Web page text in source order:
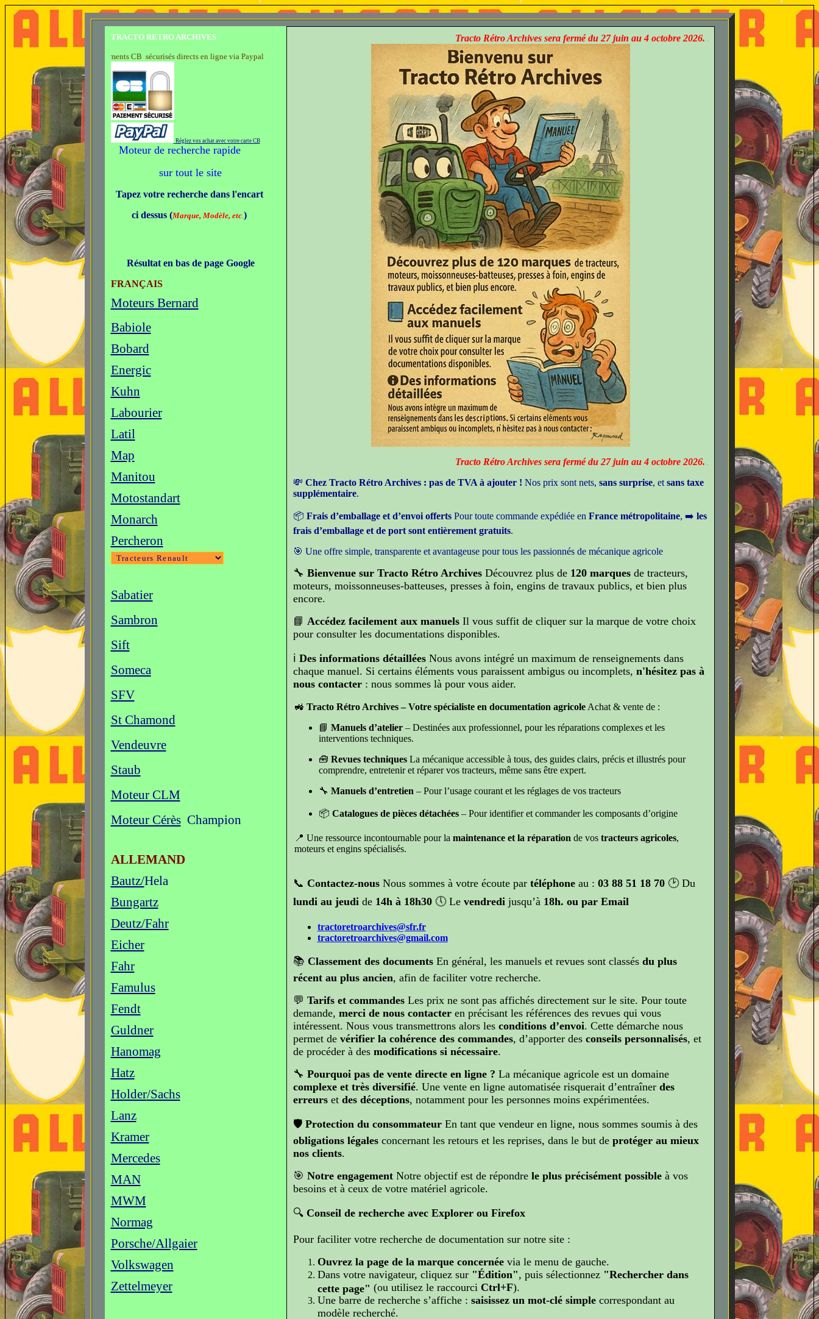
TRACTO RETRO ARCHIVES
Paiements CB sécurisés directs en ligne via Paypal
Réglez vos achat avec votre carte CB
Moteur de recherche rapide
sur tout le site
Tapez votre recherche dans l'encart
ci dessus (Marque, Modèle, etc.)
Résultat en bas de page Google
FRANÇAIS
Moteurs Bernard
Babiole
Bobard
Energic
Kuhn
Labourier
Latil
Map
Manitou
Motostandart
Monarch
Percheron
Sabatier
Sambron
Sift
Someca
SFV
St Chamond
Vendeuvre
Staub
Moteur CLM
Moteur Cérès Champion
ALLEMAND
Bautz/Hela
Bungartz
Deutz/Fahr
Eicher
Fahr
Famulus
Fendt
Guldner
Hanomag
Hatz
Holder/Sachs
Lanz
Kramer
Mercedes
MAN
MWM
Normag
Porsche/Allgaier
Volkswagen
Zettelmeyer
Tracto Rétro Archives sera fermé du 27 juin au 4 octobre 2026. Les demandes par e-mail restent
Tracto Rétro Archives sera fermé du 27 juin au 4 octobre 2026. Les demandes par e-mail restent
💸 Chez Tracto Rétro Archives : pas de TVA à ajouter ! Nos prix sont nets, sans surprise, et sans taxe
supplémentaire.
📦 Frais d’emballage et d’envoi offertsPour toute commande expédiée en France métropolitaine, ➡️ les
frais d’emballage et de port sont entièrement gratuits.
🎯 Une offre simple, transparente et avantageuse pour tous les passionnés de mécanique agricole
🔧 Bienvenue sur Tracto Rétro ArchivesDécouvrez plus de 120 marquesde tracteurs,
moteurs, moissonneuses-batteuses, presses à foin, engins de travaux publics, et bien plus
encore.
📘 Accédez facilement aux manuelsIl vous suffit de cliquer sur la marque de votre choix
pour consulter les documentations disponibles.
ℹ️ Des informations détailléesNous avons intégré un maximum de renseignements dans
chaque manuel. Si certains éléments vous paraissent ambigus ou incomplets, n'hésitez pas à
nous contacter: nous sommes là pour vous aider.
🚜 Tracto Rétro Archives – Votre spécialiste en documentation agricoleAchat & vente de :
📘 Manuels d’atelier– Destinées aux professionnel, pour les réparations complexes et les
interventions techniques.
🧰 Revues techniques La mécanique accessible à tous, des guides clairs, précis et illustrés pour
comprendre, entretenir et réparer vos tracteurs, même sans être expert.
🔧 Manuels d’entretien – Pour l’usage courant et les réglages de vos tracteurs
📦 Catalogues de pièces détachées– Pour identifier et commander les composants d’origine
📍 Une ressource incontournable pour la maintenance et la réparation de vos tracteurs agricoles,
moteurs et engins spécialisés.
📞 Contactez-nousNous sommes à votre écoute par téléphone au : 03 88 51 18 70🕑 Du
lundi au jeudide 14h à 18h30🕔 Le vendredijusqu’à 18h. ou par Email
tractoretroarchives@sfr.fr
tractoretroarchives@gmail.com
📚 Classement des documentsEn général, les manuels et revues sont classés du plus
récent au plus ancien, afin de faciliter votre recherche.
💬 Tarifs et commandesLes prix ne sont pas affichés directement sur le site. Pour toute
demande, merci de nous contacteren précisant les références des revues qui vous
intéressent. Nous vous transmettrons alors les conditions d’envoi. Cette démarche nous
permet de vérifier la cohérence des commandes, d’apporter des conseils personnalisés, et
de procéder à des modifications si nécessaire.
🔧 Pourquoi pas de vente directe en ligne ? La mécanique agricole est un domaine
complexe et très diversifié. Une vente en ligne automatisée risquerait d’entraîner des
erreurset des déceptions, notamment pour les personnes moins expérimentées.
🛡️ Protection du consommateurEn tant que vendeur en ligne, nous sommes soumis à des
obligations légalesconcernant les retours et les reprises, dans le but de protéger au mieux
nos clients.
🎯 Notre engagementNotre objectif est de répondre le plus précisément possibleà vos
besoins et à ceux de votre matériel agricole.
🔍 Conseil de recherche avec Explorer ou Firefox
Pour faciliter votre recherche de documentation sur notre site :
Ouvrez la page de la marque concernéevia le menu de gauche.
Dans votre navigateur, cliquez sur "Édition", puis sélectionnez "Rechercher dans
cette page" (ou utilisez le raccourci Ctrl+F).
Une barre de recherche s’affiche : saisissez un mot-clé simplecorrespondant au
modèle recherché.